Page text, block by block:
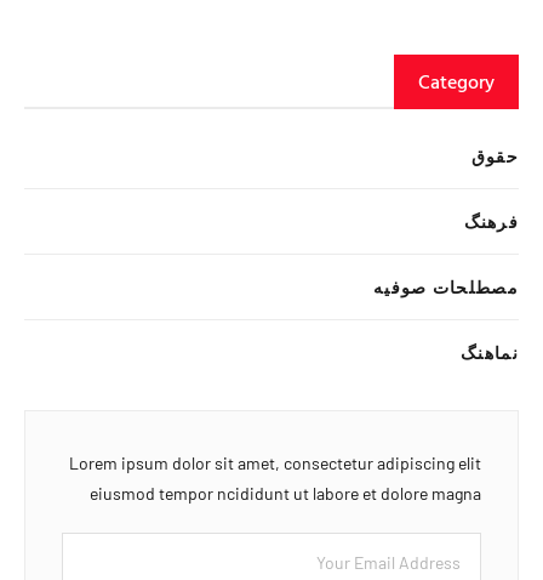
Category
حقوق
فرهنگ
مصطلحات صوفیه
نماهنگ
Lorem ipsum dolor sit amet, consectetur adipiscing elit
eiusmod tempor ncididunt ut labore et dolore magna